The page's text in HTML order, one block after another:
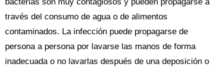
través del consumo de agua o de alimentos
contaminados. La infección puede propagarse de
persona a persona por lavarse las manos de forma
inadecuada o no lavarlas después de una deposición o